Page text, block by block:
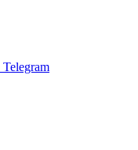
Telegram